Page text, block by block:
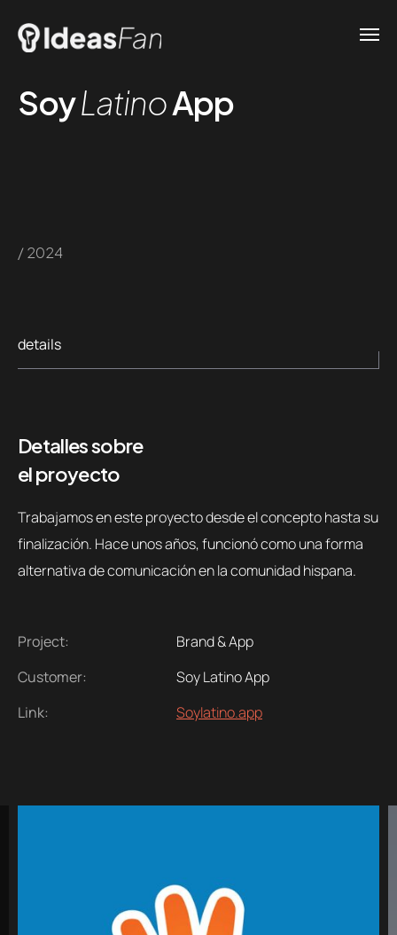
SoyLatinoApp
/ 2024
details
Detalles sobre
el proyecto
Trabajamos en este proyecto desde el concepto hasta su
finalización. Hace unos años, funcionó como una forma
alternativa de comunicación en la comunidad hispana.
Project:
Brand & App
Customer:
Soy Latino App
Link:
Soylatino.app